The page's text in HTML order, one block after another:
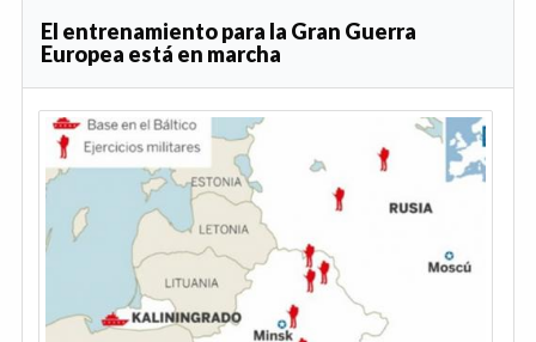
El entrenamiento para la Gran Guerra
Europea está en marcha